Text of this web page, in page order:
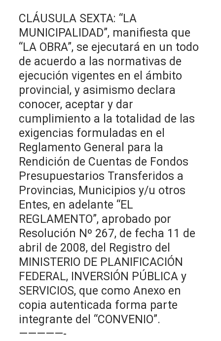
CLÁUSULA SEXTA: “LA
MUNICIPALIDAD”, manifiesta que
“LA OBRA”, se ejecutará en un todo
de acuerdo a las normativas de
ejecución vigentes en el ámbito
provincial, y asimismo declara
conocer, aceptar y dar
cumplimiento a la totalidad de las
exigencias formuladas en el
Reglamento General para la
Rendición de Cuentas de Fondos
Presupuestarios Transferidos a
Provincias, Municipios y/u otros
Entes, en adelante “EL
REGLAMENTO”, aprobado por
Resolución Nº 267, de fecha 11 de
abril de 2008, del Registro del
MINISTERIO DE PLANIFICACIÓN
FEDERAL, INVERSIÓN PÚBLICA y
SERVICIOS, que como Anexo en
copia autenticada forma parte
integrante del “CONVENIO”.
—————-